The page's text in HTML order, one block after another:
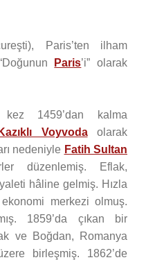
Paris’ten ilham
Paris’i” olarak
1459’dan kalma
Kazıklı Voyvodaolarak
nedeniyle Fatih Sultan
düzenlemiş. Eflak,
hâline gelmiş. Hızla
merkezi olmuş.
1859’da çıkan bir
ve Boğdan, Romanya
birleşmiş. 1862’de